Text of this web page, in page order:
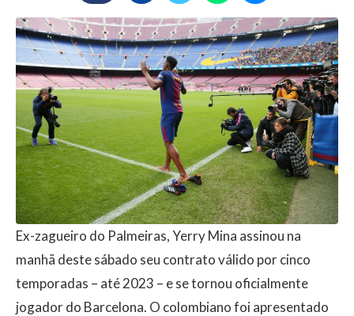
Ex-zagueiro do Palmeiras, Yerry Mina assinou na
manhã deste sábado seu contrato válido por cinco
temporadas – até 2023 – e se tornou oficialmente
jogador do Barcelona. O colombiano foi apresentado